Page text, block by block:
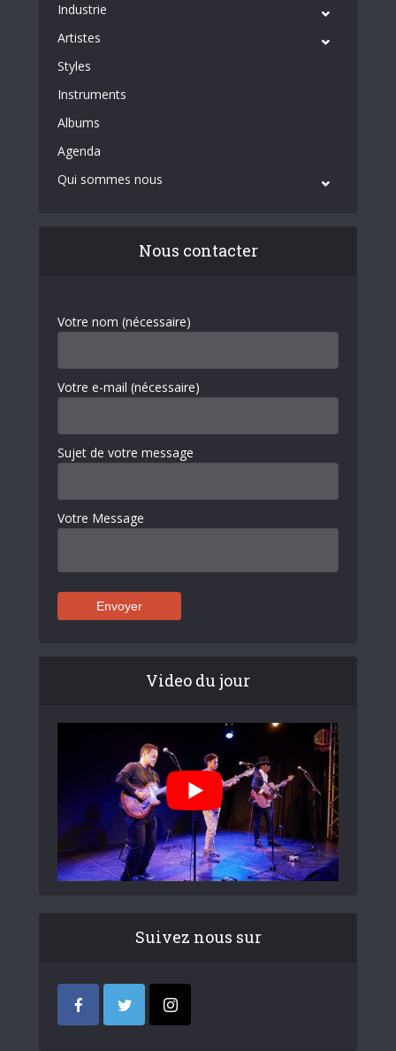
Industrie
Artistes
Styles
Instruments
Albums
Agenda
Qui sommes nous
Nous contacter
Votre nom (nécessaire)
Votre e-mail (nécessaire)
Sujet de votre message
Votre Message
Video du jour
Suivez nous sur